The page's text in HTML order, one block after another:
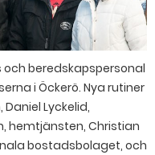
beredskapspersonal
i Öckerö. Nya rutiner
Lyckelid,
hemtjänsten, Christian
bostadsbolaget, och